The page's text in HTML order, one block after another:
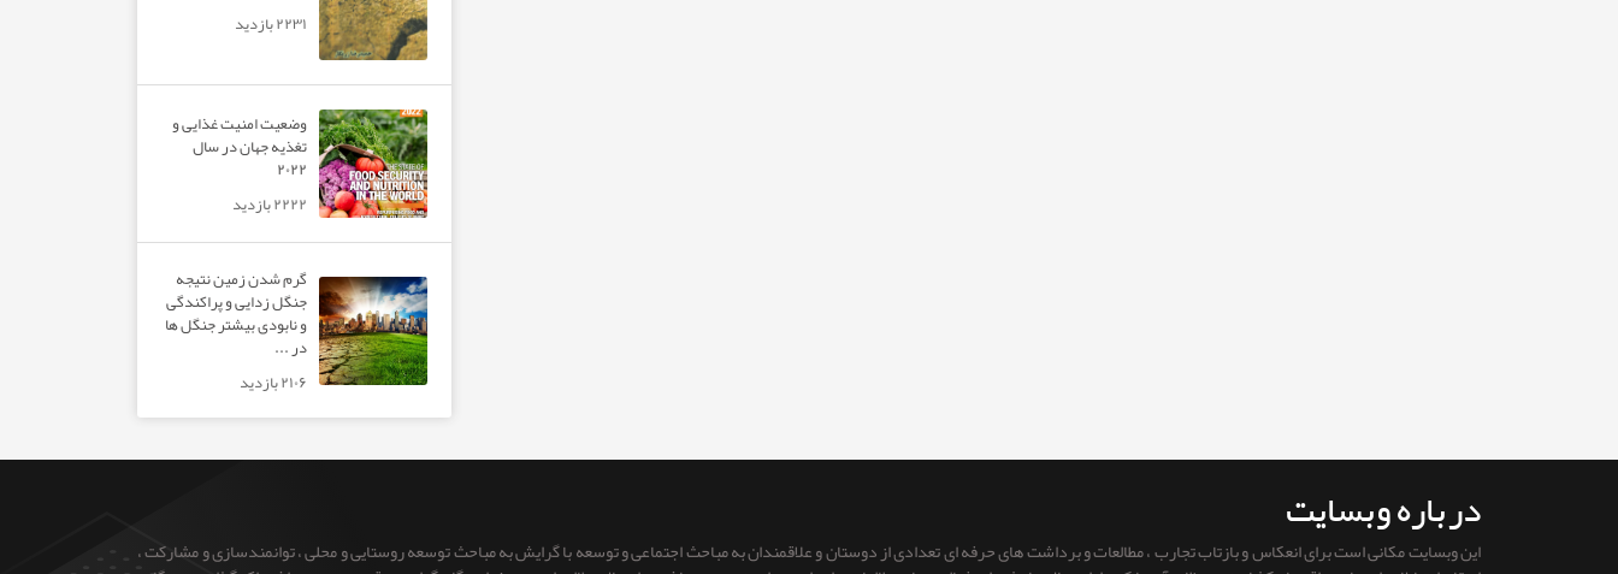
۲۲۳۱ بازدید
وضعیت امنیت غذایی و
تغذیه جهان در سال
۲۰۲۲
۲۲۲۲ بازدید
گرم شدن زمین نتیجه
جنگل زدایی و پراکندگی
و نابودی بیشتر جنگل ها
در ...
۲۱۰۶ بازدید
درباره وبسایت
این وبسایت مکانی است برای انعکاس و بازتاب تجارب ، مطالعات و برداشت های حرفه ای تعدادی از دوستان و علاقمندان به مباحث اجتماعی و توسعه با گرایش به مباحث توسعه روستایی و محلی ، توانمندسازی و مشارکت ،